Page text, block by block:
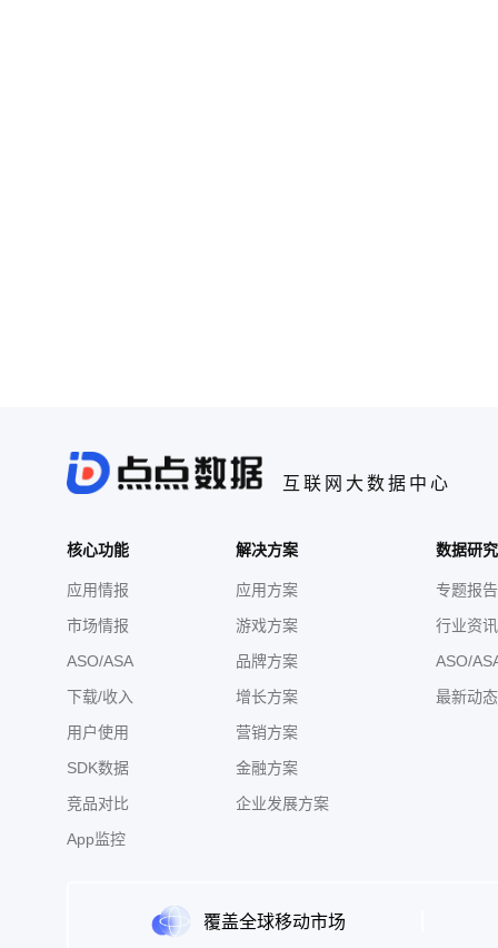
互联网大数据中心
核心功能
应用情报
市场情报
ASO/ASA
下载/收入
用户使用
SDK数据
竞品对比
App监控
解决方案
应用方案
游戏方案
品牌方案
增长方案
营销方案
金融方案
企业发展方案
数据研
专题报告
行业资讯
ASO/
最新动态
覆盖全球移动市场